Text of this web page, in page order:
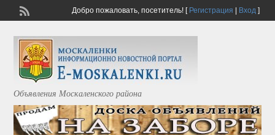
Добро пожаловать, посетитель![ Регистрация Вход]
Объявления Москаленского района